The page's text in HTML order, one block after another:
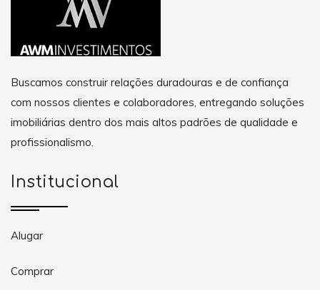
Buscamos construir relações duradouras e de confiança
com nossos clientes e colaboradores, entregando soluções
imobiliárias dentro dos mais altos padrões de qualidade e
profissionalismo.
Institucional
Alugar
Comprar